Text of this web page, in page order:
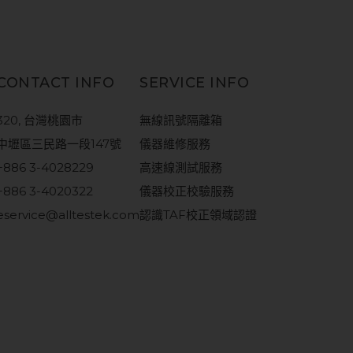
INFO
台灣桃園市
壢區三民路一段147號
3-4028229
3-4020322
SERVICE INFO
無線訊號隔離箱
儀器維修服務
高速線測試服務
儀器校正校驗服務
認識TAF校正領域認證